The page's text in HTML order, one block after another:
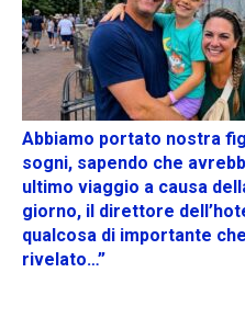
Abbiamo portato nostra
sogni, sapendo che
ultimo viaggio a causa
giorno, il direttore
qualcosa di importante
rivelato…”